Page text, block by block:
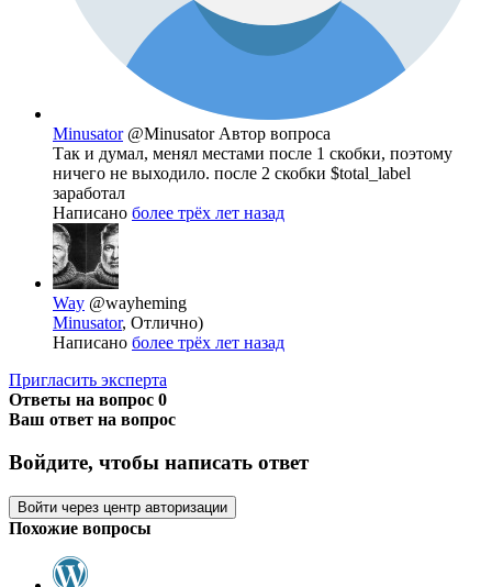
Minusator @Minusator Автор вопроса
Так и думал, менял местами после 1 скобки, поэтому
ничего не выходило. после 2 скобки $total_label
заработал
Написано более трёх лет назад
Way @wayheming
Minusator, Отлично)
Написано более трёх лет назад
Пригласить эксперта
Ответы на вопрос 0
Ваш ответ на вопрос
Войдите, чтобы написать ответ
Войти через центр авторизации
Похожие вопросы